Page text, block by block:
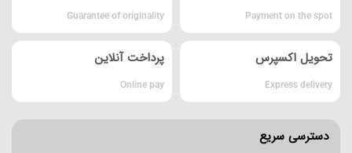
Payment on the spot
Guarantee of originality
تحویل اکسپرس
Express delivery
پرداخت آنلاین
Online pay
دسترسی سریع